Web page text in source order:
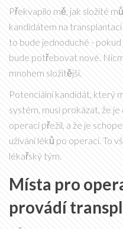
Překvapilo mě, jak složité
kandidátem na
to bude jednoduché - pokud
bude potřebovat nové.
mnohem složitější.
Potenciální kandidát, který
systém, musí prokázat, že
operaci přežil, a že je
užívání léků po operaci. To
lékařský tým.
Místa pro
provádí